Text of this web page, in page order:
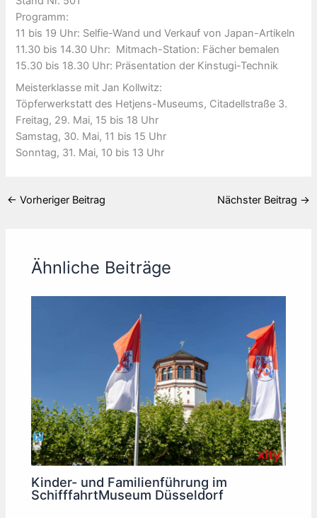
Programm:
11 bis 19 Uhr: Selfie-Wand und Verkauf von Japan-Artikeln
11.30 bis 14.30 Uhr: Mitmach-Station: Fächer bemalen
15.30 bis 18.30 Uhr: Präsentation der Kinstugi-Technik
Meisterklasse mit Jan Kollwitz:
Töpferwerkstatt des Hetjens-Museums, Citadellstraße 3.
Freitag, 29. Mai, 15 bis 18 Uhr
Samstag, 30. Mai, 11 bis 15 Uhr
Sonntag, 31. Mai, 10 bis 13 Uhr
← Vorheriger Beitrag Nächster Beitrag →
Ähnliche Beiträge
Kinder- und Familienführung im
SchifffahrtMuseum Düsseldorf